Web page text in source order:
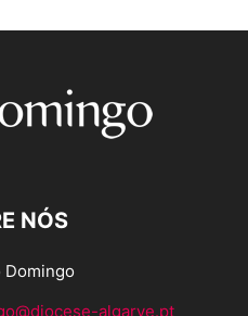
NÓS
Domingo
algarve.pt